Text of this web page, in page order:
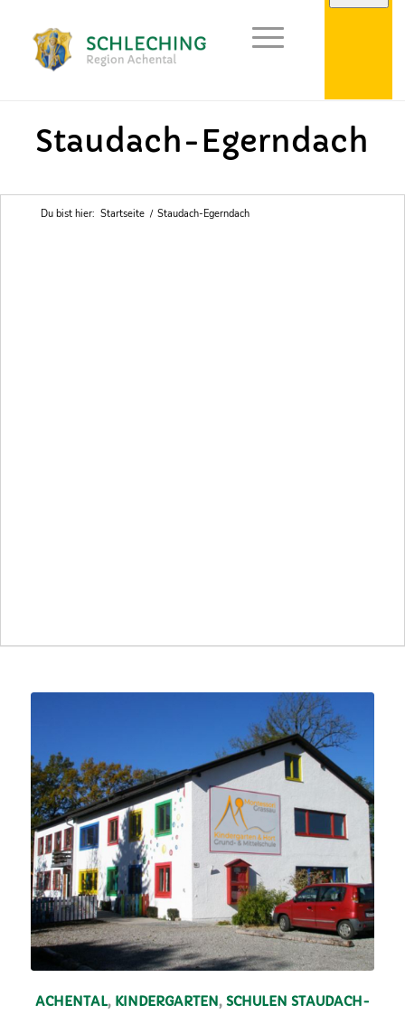
Du bist hier: Startseite / Staudach-Egerndach
Staudach-Egerndach
ACHENTAL, KINDERGARTEN, SCHULEN STAUDACH-